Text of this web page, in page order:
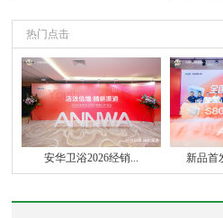
热门点击
安华卫浴2026经销... 新品首